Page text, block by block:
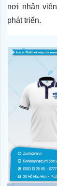
nơi nhân
phát triển.